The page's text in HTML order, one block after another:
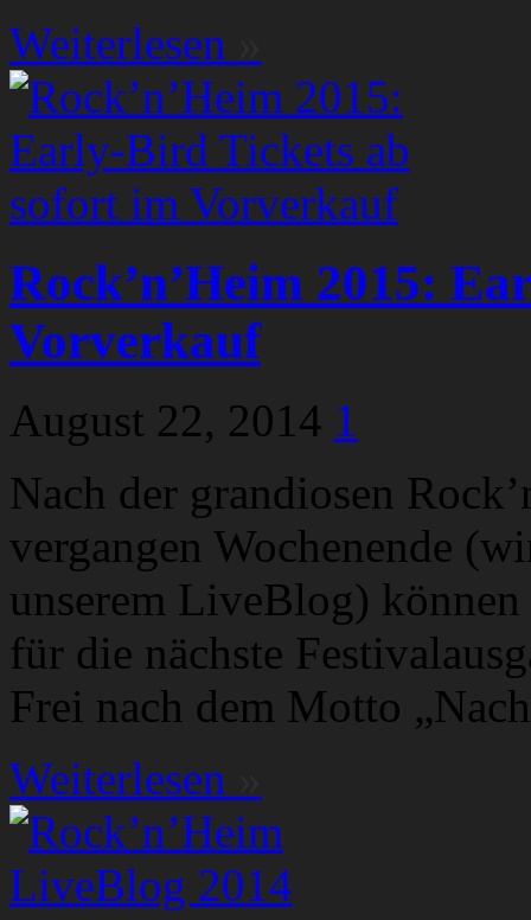
Weiterlesen
Rock’n’Heim 2015:
Vorverkauf
August 22, 2014 1
Nach der grandiosen
vergangen Wochenende
unserem LiveBlog)
für die nächste
Frei nach dem Motto
Weiterlesen